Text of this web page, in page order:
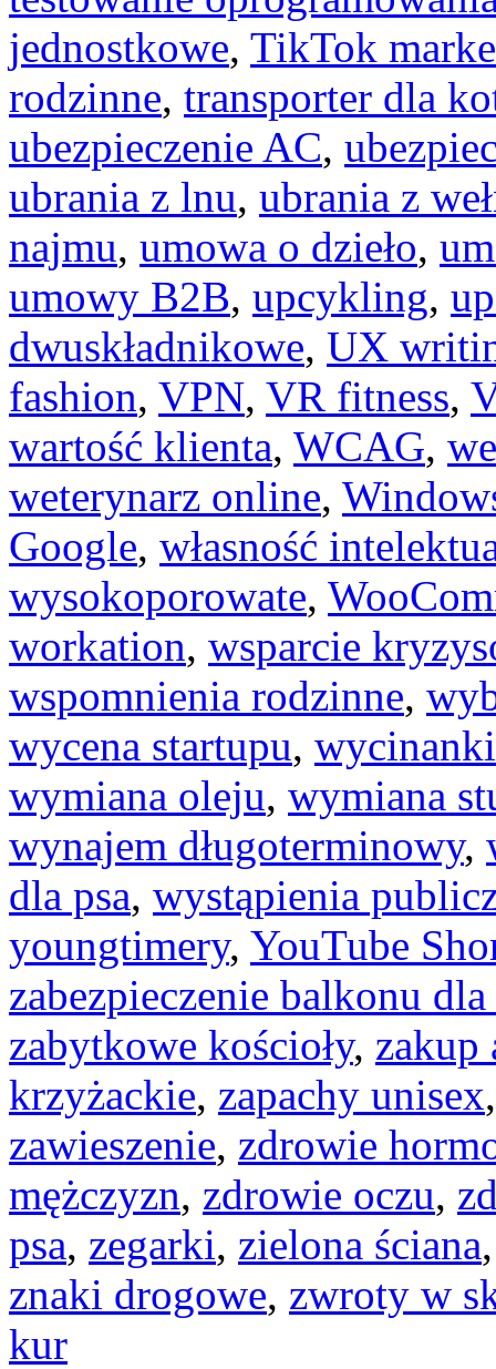
jednostkowe, TikTok
rodzinne, transporter dla
ubezpieczenie AC,
ubrania z lnu, ubrania z
najmu, umowa o dzieło,
umowy B2B, upcykling,
dwuskładnikowe, UX
fashion, VPN, VR fitness,
wartość klienta, WCAG,
weterynarz online,
Google, własność
wysokoporowate,
workation, wsparcie
wspomnienia rodzinne,
wycena startupu,
wymiana oleju, wymiana
wynajem długoterminowy,
dla psa, wystąpienia
youngtimery, YouTube
zabezpieczenie balkonu
zabytkowe kościoły, zakup
krzyżackie, zapachy unisex
zawieszenie, zdrowie
mężczyzn, zdrowie oczu,
psa, zegarki, zielona ściana
znaki drogowe, zwroty w
kur